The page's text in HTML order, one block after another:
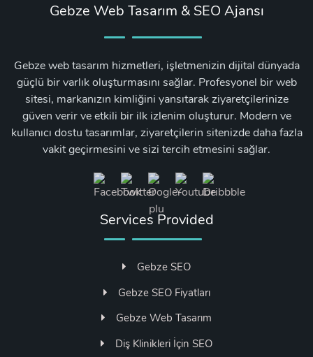
Gebze Web Tasarım & SEO Ajansı
Gebze web tasarım hizmetleri, işletmenizin dijital dünyada
güçlü bir varlık oluşturmasını sağlar. Profesyonel bir web
sitesi, markanızın kimliğini yansıtarak ziyaretçilerinize
güven verir ve etkili bir ilk izlenim oluşturur. Modern ve
kullanıcı dostu tasarımlar, ziyaretçilerin sitenizde daha fazla
vakit geçirmesini ve sizi tercih etmesini sağlar.
Services Provided
Gebze SEO
Gebze SEO Fiyatları
Gebze Web Tasarım
Diş Klinikleri İçin SEO